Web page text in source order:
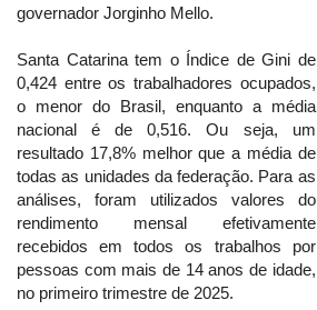
governador Jorginho Mello.
Santa Catarina tem o Índice de Gini de
0,424 entre os trabalhadores ocupados,
o menor do Brasil, enquanto a média
nacional é de 0,516. Ou seja, um
resultado 17,8% melhor que a média de
todas as unidades da federação. Para as
análises, foram utilizados valores do
rendimento mensal efetivamente
recebidos em todos os trabalhos por
pessoas com mais de 14 anos de idade,
no primeiro trimestre de 2025.